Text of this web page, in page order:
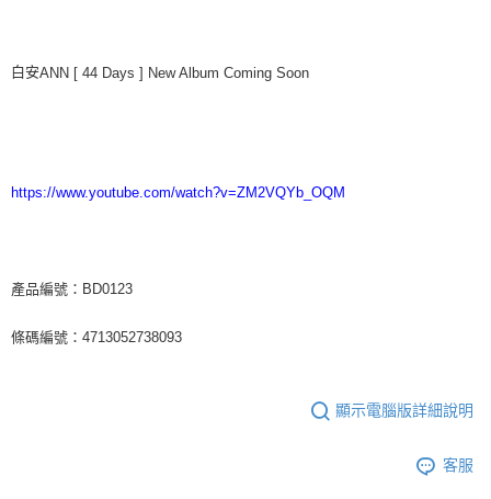
白安ANN [ 44 Days ] New Album Coming Soon
https://www.youtube.com/watch?v=ZM2VQYb_OQM
產品編號：BD0123
條碼編號：4713052738093
顯示電腦版詳細說明
客服